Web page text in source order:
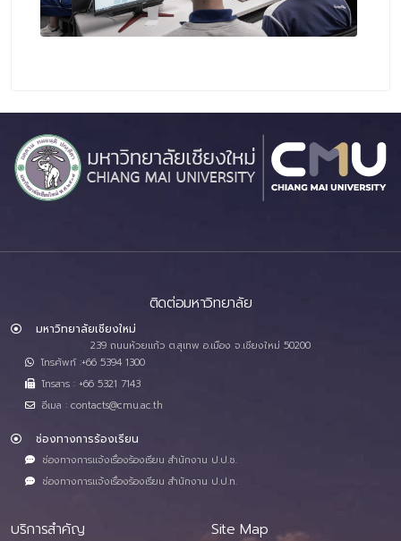
ติดต่อมหาวิทยาลัย
มหาวิทยาลัยเชียงใหม่
239 ถนนห้วยแก้ว ต.สุเทพ อ.เมือง จ.เชียงใหม่ 50200
โทรศัพท์ :+66 5394 1300
โทรสาร : +66 5321 7143
อีเมล : contacts@cmu.ac.th
ช่องทางการร้องเรียน
ช่องทางการแจ้งเรื่องร้องเรียน สำนักงาน ป.ป.ช.
ช่องทางการแจ้งเรื่องร้องเรียน สำนักงาน ป.ป.ท.
บริการสำคัญ Site Map